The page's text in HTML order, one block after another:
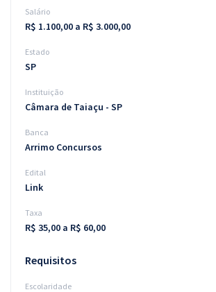
Aprovados
Salário
R$ 1.100,00 a R$ 3.000,00
Estado
SP
Instituição
Câmara de Taiaçu - SP
Banca
Arrimo Concursos
Edital
Link
Taxa
R$ 35,00 a R$ 60,00
Requisitos
Escolaridade